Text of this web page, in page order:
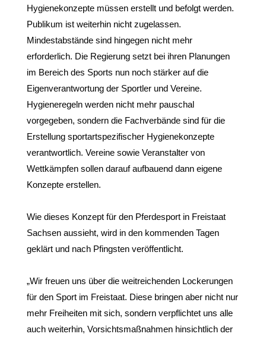
Hygienekonzepte müssen erstellt und befolgt werden.
Publikum ist weiterhin nicht zugelassen.
Mindestabstände sind hingegen nicht mehr
erforderlich. Die Regierung setzt bei ihren Planungen
im Bereich des Sports nun noch stärker auf die
Eigenverantwortung der Sportler und Vereine.
Hygieneregeln werden nicht mehr pauschal
vorgegeben, sondern die Fachverbände sind für die
Erstellung sportartspezifischer Hygienekonzepte
verantwortlich. Vereine sowie Veranstalter von
Wettkämpfen sollen darauf aufbauend dann eigene
Konzepte erstellen.
Wie dieses Konzept für den Pferdesport in Freistaat
Sachsen aussieht, wird in den kommenden Tagen
geklärt und nach Pfingsten veröffentlicht.
„Wir freuen uns über die weitreichenden Lockerungen
für den Sport im Freistaat. Diese bringen aber nicht nur
mehr Freiheiten mit sich, sondern verpflichtet uns alle
auch weiterhin, Vorsichtsmaßnahmen hinsichtlich der